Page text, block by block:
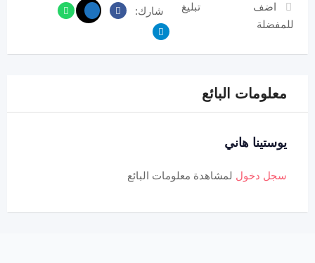
اضف
للمفضلة
تبليغ شارك:
معلومات البائع
يوستينا هاني
سجل دخول لمشاهدة معلومات البائع